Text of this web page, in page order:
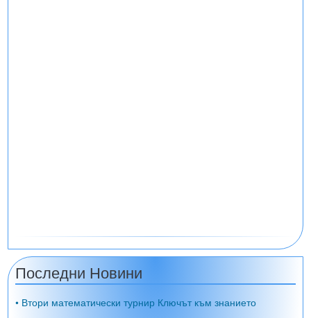
Последни Новини
• Втори математически турнир Ключът към знанието